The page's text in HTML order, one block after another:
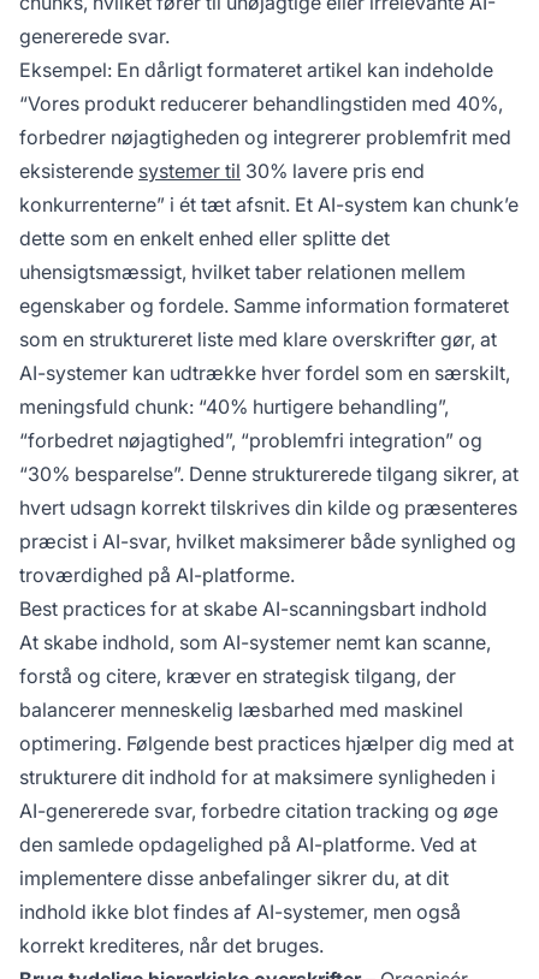
genererede svar.
Eksempel: En dårligt formateret artikel kan indeholde
“Vores produkt reducerer behandlingstiden med 40%,
forbedrer nøjagtigheden og integrerer problemfrit med
eksisterende systemer til 30% lavere pris end
konkurrenterne” i ét tæt afsnit. Et AI-system kan chunk’e
dette som en enkelt enhed eller splitte det
uhensigtsmæssigt, hvilket taber relationen mellem
egenskaber og fordele. Samme information formateret
som en struktureret liste med klare overskrifter gør, at
AI-systemer kan udtrække hver fordel som en særskilt,
meningsfuld chunk: “40% hurtigere behandling”,
“forbedret nøjagtighed”, “problemfri integration” og
“30% besparelse”. Denne strukturerede tilgang sikrer, at
hvert udsagn korrekt tilskrives din kilde og præsenteres
præcist i AI-svar, hvilket maksimerer både synlighed og
troværdighed på AI-platforme.
Best practices for at skabe AI-scanningsbart indhold
At skabe indhold, som AI-systemer nemt kan scanne,
forstå og citere, kræver en strategisk tilgang, der
balancerer menneskelig læsbarhed med maskinel
optimering. Følgende best practices hjælper dig med at
strukturere dit indhold for at maksimere synligheden i
AI-genererede svar, forbedre citation tracking og øge
den samlede opdagelighed på AI-platforme. Ved at
implementere disse anbefalinger sikrer du, at dit
indhold ikke blot findes af AI-systemer, men også
korrekt krediteres, når det bruges.